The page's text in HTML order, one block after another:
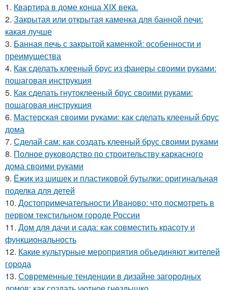
1. Квартира в доме конца XIX века.
2. Закрытая или открытая каменка для банной печи:
какая лучше
3. Банная печь с закрытой каменкой: особенности и
преимущества
4. Как сделать клееный брус из фанеры своими руками:
пошаговая инструкция
5. Как сделать гнутоклееный брус своими руками:
пошаговая инструкция
6. Мастерская своими руками: как сделать клееный брус
дома
7. Сделай сам: как создать клееный брус своими руками
8. Полное руководство по строительству каркасного
дома своими руками
9. Ёжик из шишек и пластиковой бутылки: оригинальная
поделка для детей
10. Достопримечательности Иваново: что посмотреть в
первом текстильном городе России
11. Дом для дачи и сада: как совместить красоту и
функциональность
12. Какие культурные мероприятия объединяют жителей
города
13. Современные тенденции в дизайне загородных